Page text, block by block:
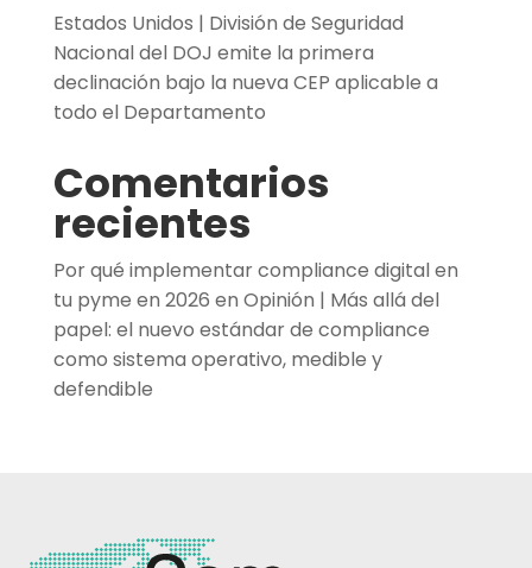
Estados Unidos | División de Seguridad
Nacional del DOJ emite la primera
declinación bajo la nueva CEP aplicable a
todo el Departamento
Comentarios
recientes
Por qué implementar compliance digital en
tu pyme en 2026 en Opinión | Más allá del
papel: el nuevo estándar de compliance
como sistema operativo, medible y
defendible